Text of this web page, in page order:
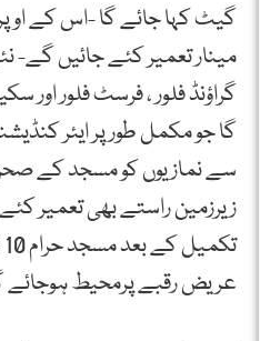
گیٹ کہا جائے گا -اس کے اوپر
مینار تعمیر کئے جائیں گے-
گراؤنڈ فلور ، فرسٹ فلور اور
گا جو مکمل طور پر ایئر
سے نمازیوں کو مسجد کے
زیرزمین راستے بھی تعمیر
عریض رقبے پرمحیط ہوجائے